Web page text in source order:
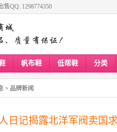
售QQ: 1298774350
帆布鞋 低帮鞋 分类
> 品牌新闻
日记揭露北洋军阀卖国